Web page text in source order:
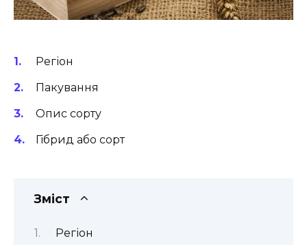
Регіон
Пакування
Опис сорту
Гібрид або сорт
Зміст
Регіон